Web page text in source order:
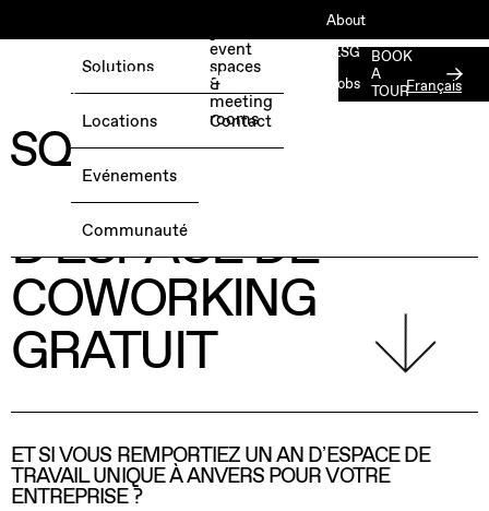
RÉSERVEZ UNE JOURNÉE D'ESSAI
GRATUITE →
About
ESG
Jobs
Français
Solutions
Locations
Evénements
Communauté
event
spaces
&
meeting
rooms
Contact
BOOK
A
TOUR
GAGNEZ 1 AN
D'ESPACE DE
COWORKING
GRATUIT
ET SI VOUS REMPORTIEZ UN AN D’ESPACE DE
TRAVAIL UNIQUE À ANVERS POUR VOTRE
ENTREPRISE ?